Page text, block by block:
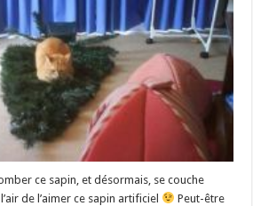
ce sapin, et désormais, se couche
de l’aimer ce sapin artificiel
Peut-être